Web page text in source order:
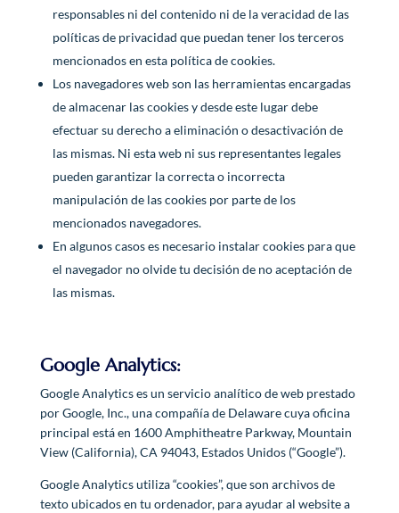
responsables ni del contenido ni de la veracidad de las
políticas de privacidad que puedan tener los terceros
mencionados en esta política de cookies.
Los navegadores web son las herramientas encargadas
de almacenar las cookies y desde este lugar debe
efectuar su derecho a eliminación o desactivación de
las mismas. Ni esta web ni sus representantes legales
pueden garantizar la correcta o incorrecta
manipulación de las cookies por parte de los
mencionados navegadores.
En algunos casos es necesario instalar cookies para que
el navegador no olvide tu decisión de no aceptación de
las mismas.
Google Analytics:
Google Analytics es un servicio analítico de web prestado
por Google, Inc., una compañía de Delaware cuya oficina
principal está en 1600 Amphitheatre Parkway, Mountain
View (California), CA 94043, Estados Unidos (“Google”).
Google Analytics utiliza “cookies”, que son archivos de
texto ubicados en tu ordenador, para ayudar al website a